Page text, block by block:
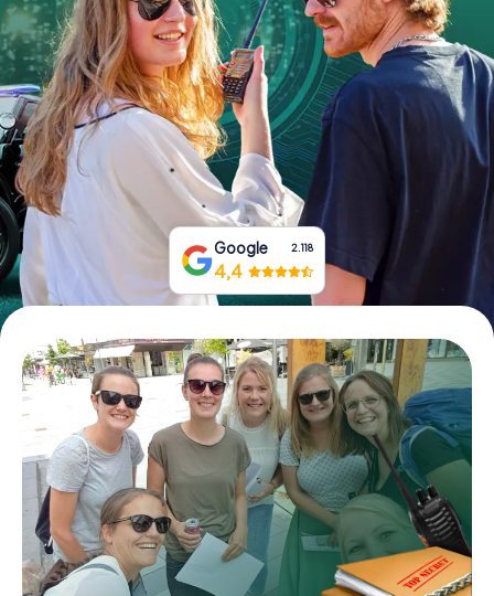
IT
NL
Tickets buchen
Gutscheine bestellen
Google 2.118
4,4